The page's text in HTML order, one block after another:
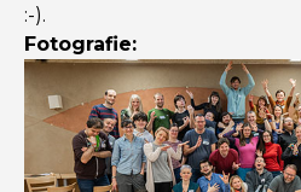
:-).
Fotografie: